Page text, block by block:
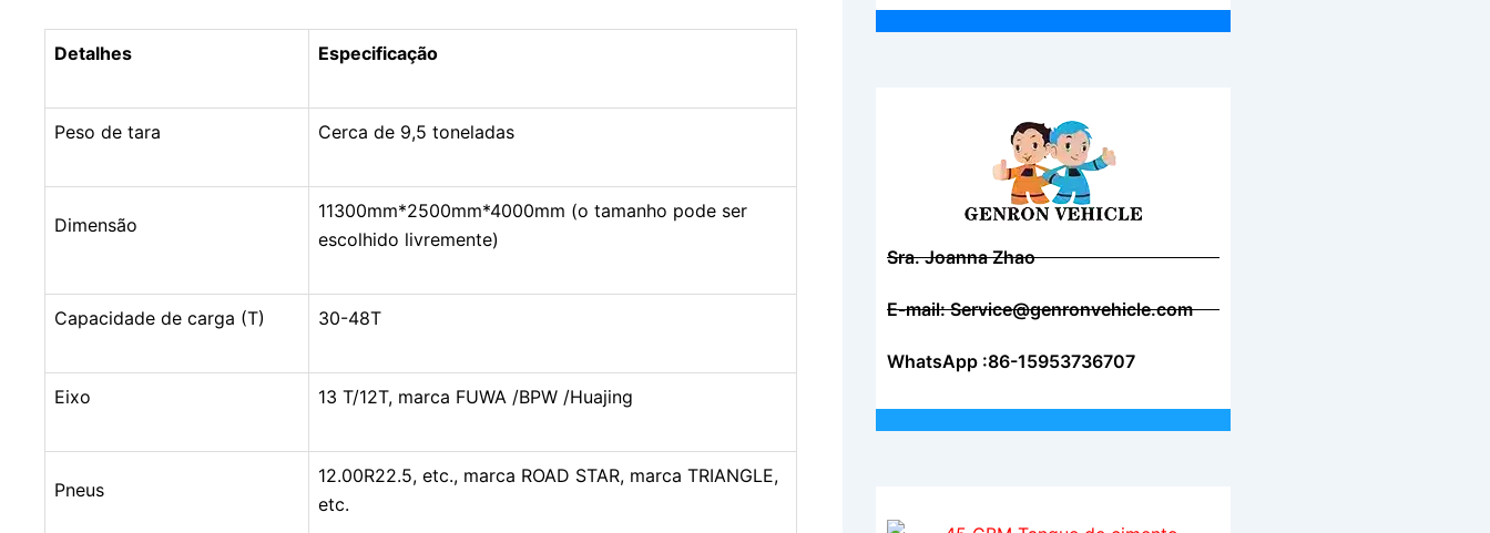
Detalhes Especificação
Peso de tara Cerca de 9,5 toneladas
Dimensão
11300mm*2500mm*4000mm (o tamanho pode ser
escolhido livremente)
Capacidade de carga (T) 30-48T
Eixo 13 T/12T, marca FUWA /BPW /Huajing
Pneus
12.00R22.5, etc., marca ROAD STAR, marca TRIANGLE,
etc.
Sra. Joanna Zhao
E-mail: Service@genronvehicle.com
WhatsApp :86-15953736707